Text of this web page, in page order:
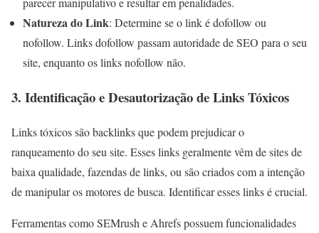
Natureza do Link: Determine se o link é dofollow ou
nofollow. Links dofollow passam autoridade de SEO para o seu
site, enquanto os links nofollow não.
3. Identificação e Desautorização de Links Tóxicos
Links tóxicos são backlinks que podem prejudicar o
ranqueamento do seu site. Esses links geralmente vêm de sites de
baixa qualidade, fazendas de links, ou são criados com a intenção
de manipular os motores de busca. Identificar esses links é crucial.
Ferramentas como SEMrush e Ahrefs possuem funcionalidades